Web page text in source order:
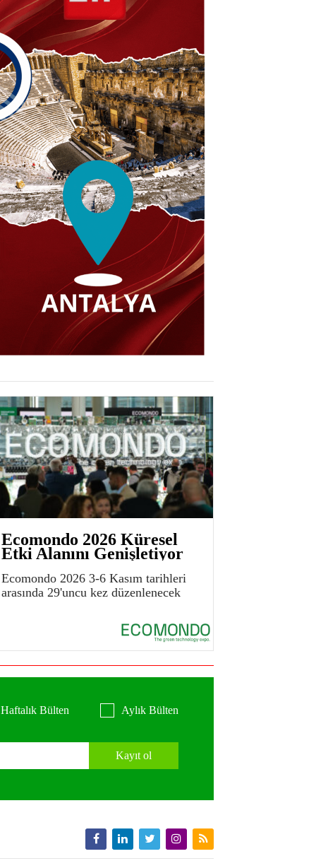
Ecomondo 2026 Küresel
Etki Alanını Genişletiyor
Ecomondo 2026 3-6 Kasım tarihleri
arasında 29'uncu kez düzenlenecek
Haftalık Bülten Aylık Bülten
Kayıt ol